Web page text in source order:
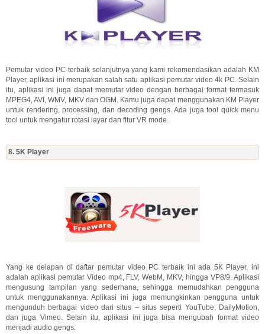
Pemutar video PC terbaik selanjutnya yang kami rekomendasikan adalah KM
Player, aplikasi ini merupakan salah satu aplikasi pemutar video 4k PC. Selain
itu, aplikasi ini juga dapat memutar video dengan berbagai format termasuk
MPEG4, AVI, WMV, MKV dan OGM. Kamu juga dapat menggunakan KM Player
untuk rendering, processing, dan decoding gengs. Ada juga tool quick menu
tool untuk mengatur rotasi layar dan fitur VR mode.
8. 5K Player
Yang ke delapan di daftar pemutar video PC terbaik ini ada 5K Player, ini
adalah aplikasi pemutar Video mp4, FLV, WebM, MKV, hingga VP8/9. Aplikasi
mengusung tampilan yang sederhana, sehingga memudahkan pengguna
untuk menggunakannya. Aplikasi ini juga memungkinkan pengguna untuk
mengunduh berbagai video dari situs – situs seperti YouTube, DailyMotion,
dan juga Vimeo. Selain itu, aplikasi ini juga bisa mengubah format video
menjadi audio gengs.